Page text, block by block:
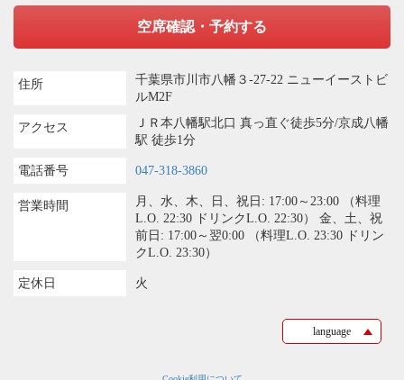
空席確認・予約する
住所
千葉県市川市八幡３-27-22 ニューイーストビ
ルM2F
アクセス
ＪＲ本八幡駅北口 真っ直ぐ徒歩5分/京成八幡
駅 徒歩1分
電話番号 047-318-3860
営業時間
月、水、木、日、祝日: 17:00～23:00 （料理
L.O. 22:30 ドリンクL.O. 22:30） 金、土、祝
前日: 17:00～翌0:00 （料理L.O. 23:30 ドリン
クL.O. 23:30）
定休日 火
language